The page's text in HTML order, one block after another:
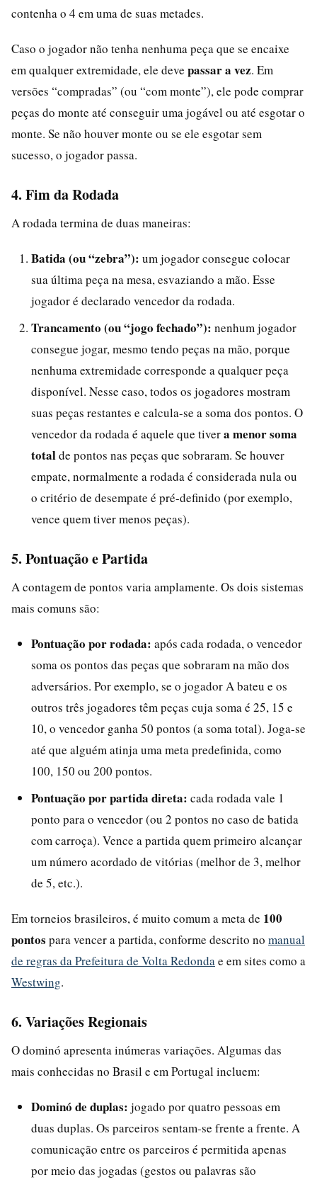
contenha o 4 em uma de suas metades.
Caso o jogador não tenha nenhuma peça que se encaixe
em qualquer extremidade, ele deve passar a vez. Em
versões “compradas” (ou “com monte”), ele pode comprar
peças do monte até conseguir uma jogável ou até esgotar o
monte. Se não houver monte ou se ele esgotar sem
sucesso, o jogador passa.
4. Fim da Rodada
A rodada termina de duas maneiras:
Batida (ou “zebra”): um jogador consegue colocar
sua última peça na mesa, esvaziando a mão. Esse
jogador é declarado vencedor da rodada.
Trancamento (ou “jogo fechado”): nenhum jogador
consegue jogar, mesmo tendo peças na mão, porque
nenhuma extremidade corresponde a qualquer peça
disponível. Nesse caso, todos os jogadores mostram
suas peças restantes e calcula-se a soma dos pontos. O
vencedor da rodada é aquele que tivera menor soma
totalde pontos nas peças que sobraram. Se houver
empate, normalmente a rodada é considerada nula ou
o critério de desempate é pré-definido (por exemplo,
vence quem tiver menos peças).
5. Pontuação e Partida
A contagem de pontos varia amplamente. Os dois sistemas
mais comuns são:
Pontuação por rodada: após cada rodada, o vencedor
soma os pontos das peças que sobraram na mão dos
adversários. Por exemplo, se o jogador A bateu e os
outros três jogadores têm peças cuja soma é 25, 15 e
10, o vencedor ganha 50 pontos (a soma total). Joga-se
até que alguém atinja uma meta predefinida, como
100, 150 ou 200 pontos.
Pontuação por partida direta: cada rodada vale 1
ponto para o vencedor (ou 2 pontos no caso de batida
com carroça). Vence a partida quem primeiro alcançar
um número acordado de vitórias (melhor de 3, melhor
de 5, etc.).
Em torneios brasileiros, é muito comum a meta de 100
pontos para vencer a partida, conforme descrito no manual
de regras da Prefeitura de Volta Redonda e em sites como a
Westwing.
6. Variações Regionais
O dominó apresenta inúmeras variações. Algumas das
mais conhecidas no Brasil e em Portugal incluem:
Dominó de duplas: jogado por quatro pessoas em
duas duplas. Os parceiros sentam-se frente a frente. A
comunicação entre os parceiros é permitida apenas
por meio das jogadas (gestos ou palavras são